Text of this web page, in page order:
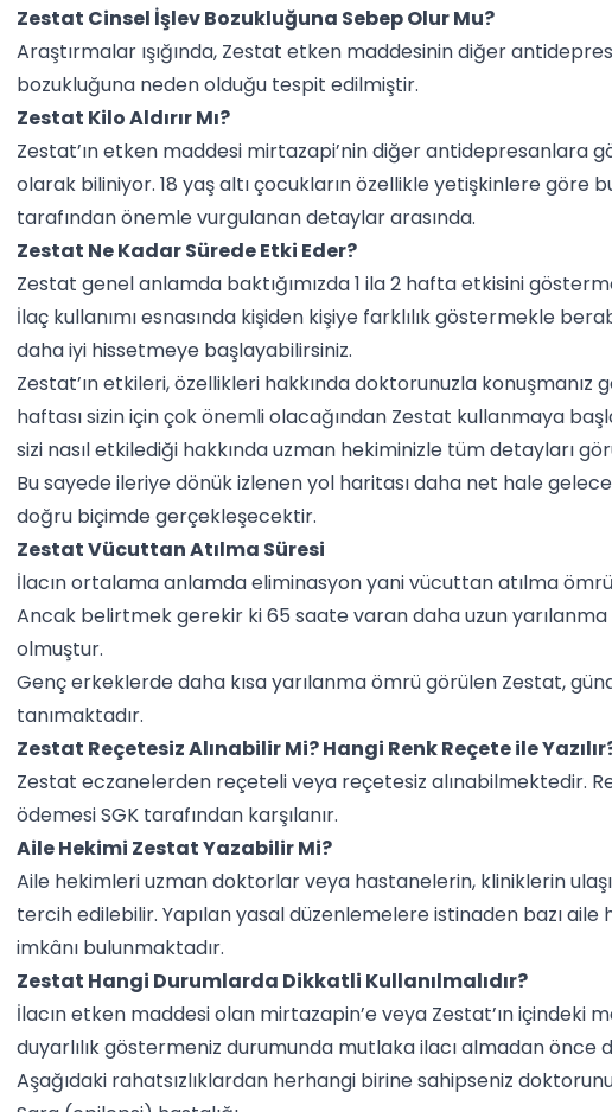
Zestat Cinsel İşlev Bozukluğuna Sebep Olur Mu?
Araştırmalar ışığında, Zestat etken maddesinin diğer
bozukluğuna neden olduğu tespit edilmiştir.
Zestat Kilo Aldırır Mı?
Zestat’ın etken maddesi mirtazapi’nin diğer antidepresanlara
olarak biliniyor. 18 yaş altı çocukların özellikle yetişkinlere göre
tarafından önemle vurgulanan detaylar arasında.
Zestat Ne Kadar Sürede Etki Eder?
Zestat genel anlamda baktığımızda 1 ila 2 hafta etkisini
İlaç kullanımı esnasında kişiden kişiye farklılık göstermekle
daha iyi hissetmeye başlayabilirsiniz.
Zestat’ın etkileri, özellikleri hakkında doktorunuzla
haftası sizin için çok önemli olacağından Zestat kullanmaya
sizi nasıl etkilediği hakkında uzman hekiminizle tüm detayları
Bu sayede ileriye dönük izlenen yol haritası daha net hale
doğru biçimde gerçekleşecektir.
Zestat Vücuttan Atılma Süresi
İlacın ortalama anlamda eliminasyon yani vücuttan atılma
Ancak belirtmek gerekir ki 65 saate varan daha uzun
olmuştur.
Genç erkeklerde daha kısa yarılanma ömrü görülen Zestat,
tanımaktadır.
Zestat Reçetesiz Alınabilir Mi? Hangi Renk Reçete ile
Zestat eczanelerden reçeteli veya reçetesiz alınabilmektedir.
ödemesi SGK tarafından karşılanır.
Aile Hekimi Zestat Yazabilir Mi?
Aile hekimleri uzman doktorlar veya hastanelerin, kliniklerin
tercih edilebilir. Yapılan yasal düzenlemelere istinaden bazı
imkânı bulunmaktadır.
Zestat Hangi Durumlarda Dikkatli Kullanılmalıdır?
İlacın etken maddesi olan mirtazapin’e veya Zestat’ın içindeki
duyarlılık göstermeniz durumunda mutlaka ilacı almadan önce
Aşağıdaki rahatsızlıklardan herhangi birine sahipseniz